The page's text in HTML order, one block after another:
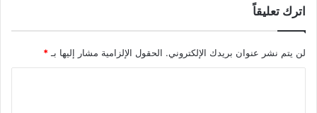
اترك تعليقاً
لن يتم نشر عنوان بريدك الإلكتروني. الحقول الإلزامية مشار إليها بـ*